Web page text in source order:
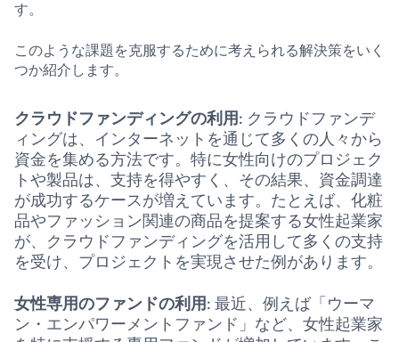
す。
このような課題を克服するために考えられる解決策をいく
つか紹介します。
クラウドファンディングの利用: クラウドファンデ
ィングは、インターネットを通じて多くの人々から
資金を集める方法です。特に女性向けのプロジェク
トや製品は、支持を得やすく、その結果、資金調達
が成功するケースが増えています。たとえば、化粧
品やファッション関連の商品を提案する女性起業家
が、クラウドファンディングを活用して多くの支持
を受け、プロジェクトを実現させた例があります。
女性専用のファンドの利用: 最近、例えば「ウーマ
ン・エンパワーメントファンド」など、女性起業家